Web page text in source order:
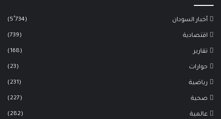
أخبار السودان (5٬734)
اقتصادية (739)
تقارير (168)
حوارات (23)
رياضية (231)
صحية (227)
عالمية (282)